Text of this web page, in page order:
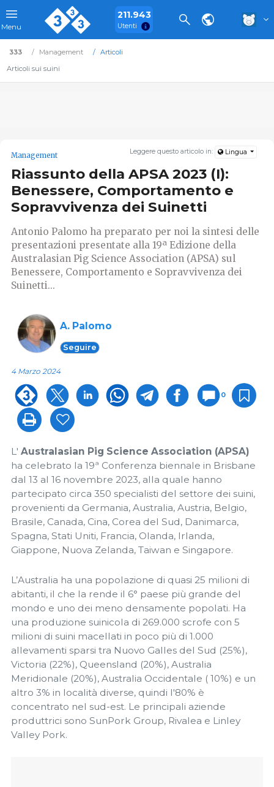
Menu
211.943
Utenti
333 Management
Articoli
Articoli sui suini
Leggere questo articolo in: Lingua
Management
Riassunto della APSA 2023 (I):
Benessere, Comportamento e
Sopravvivenza dei Suinetti
Antonio Palomo ha preparato per noi la sintesi delle
presentazioni presentate alla 19ª Edizione della
Australasian Pig Science Association (APSA) sul
Benessere, Comportamento e Sopravvivenza dei
Suinetti...
A. Palomo
Seguire
4 Marzo 2024
0
L' Australasian Pig Science Association (APSA)
ha celebrato la 19ª Conferenza biennale in Brisbane
dal 13 al 16 novembre 2023, alla quale hanno
partecipato circa 350 specialisti del settore dei suini,
provenienti da Germania, Australia, Austria, Belgio,
Brasile, Canada, Cina, Corea del Sud, Danimarca,
Spagna, Stati Uniti, Francia, Olanda, Irlanda,
Giappone, Nuova Zelanda, Taiwan e Singapore.
L’Australia ha una popolazione di quasi 25 milioni di
abitanti, il che la rende il 6° paese più grande del
mondo e uno dei meno densamente popolati. Ha
una produzione suinicola di 269.000 scrofe con 5
milioni di suini macellati in poco più di 1.000
allevamenti sparsi tra Nuovo Galles del Sud (25%),
Victoria (22%), Queensland (20%), Australia
Meridionale (20%), Australia Occidentale ( 10%) e un
altro 3% in località diverse, quindi l'80% è
concentrato nel sud-est. Le principali aziende
produttrici sono SunPork Group, Rivalea e Linley
Valley Pork.